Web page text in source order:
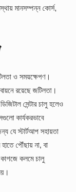
মানসম্পন্ন কোর্স,
ও সময়ক্ষেপণ।
রয়েছে জটিলতা।
সেন্টার চালু হলেও
কার্যকরভাবে
যে স্টার্টআপ সহায়তা
পৌঁছায় না, বা
কলমে চালু